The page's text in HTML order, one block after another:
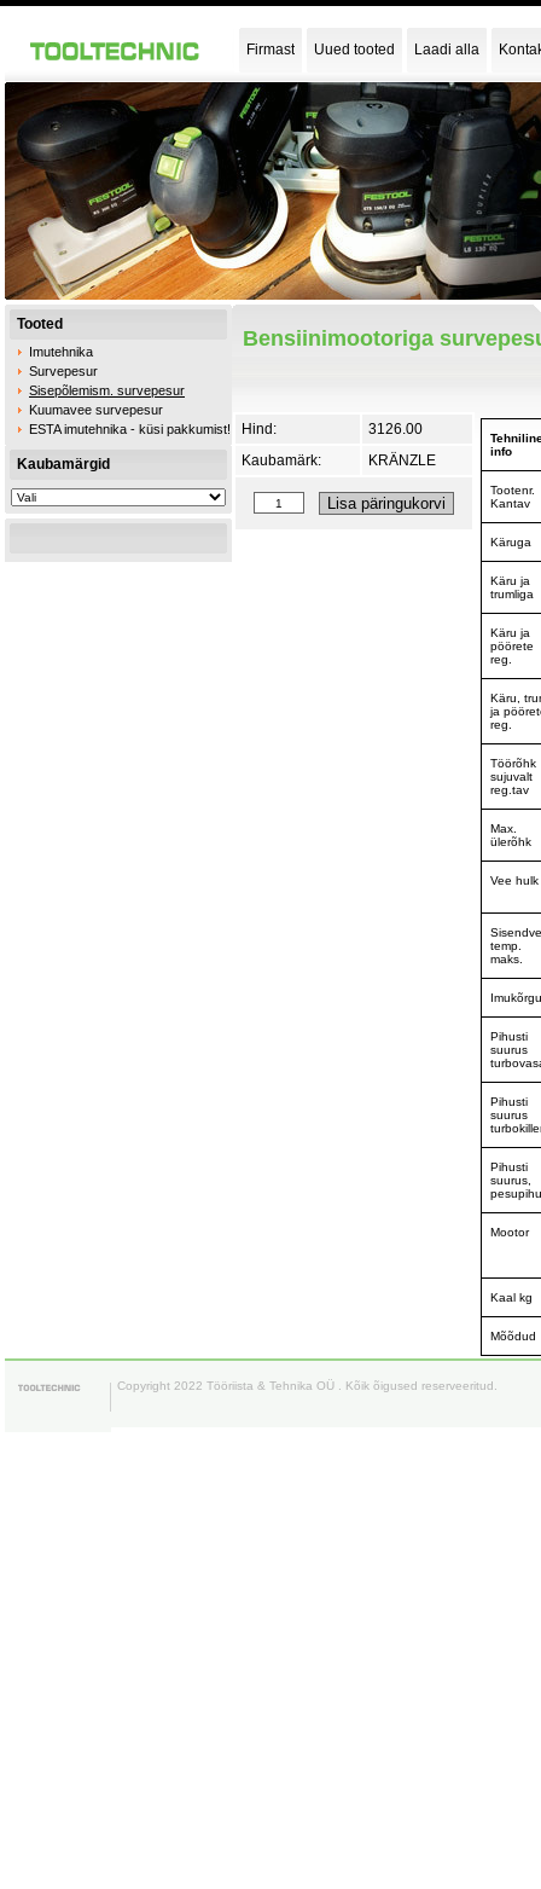
Firmast Uued tooted Laadi alla
Tooted
Imutehnika
Survepesur
Sisepõlemism. survepesur
Kuumavee survepesur
ESTA imutehnika - küsi pakkumist!
Kaubamärgid
Bensiinimootoriga
Hind:
3126.00
Kaubamärk:
KRÄNZLE
info
Tootenr.
Kantav
Käruga
Käru ja
trumliga
Käru ja
pöörete
reg.
Käru,
ja
reg.
Töörõhk
sujuvalt
reg.tav
Max.
ülerõhk
Vee hulk
temp.
maks.
Pihusti
suurus
Pihusti
suurus
Pihusti
suurus,
Mootor
Kaal kg
Mõõdud
Copyright 2022 Tööriista & Tehnika OÜ . Kõik õigused reserveeritud.